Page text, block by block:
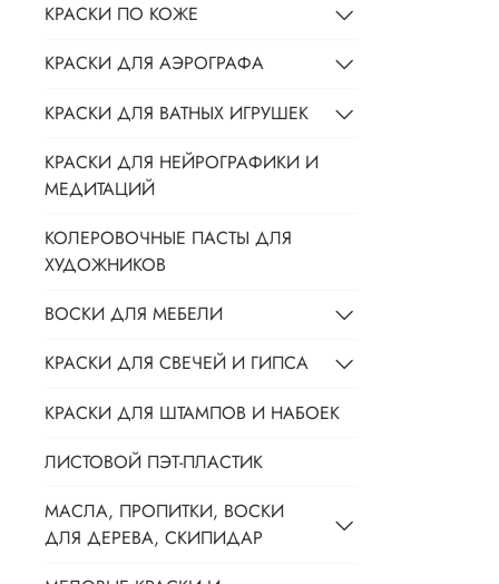
КРАСКИ ПО КОЖЕ
КРАСКИ ДЛЯ АЭРОГРАФА
КРАСКИ ДЛЯ ВАТНЫХ ИГРУШЕК
КРАСКИ ДЛЯ НЕЙРОГРАФИКИ И
МЕДИТАЦИЙ
КОЛЕРОВОЧНЫЕ ПАСТЫ ДЛЯ
ХУДОЖНИКОВ
ВОСКИ ДЛЯ МЕБЕЛИ
КРАСКИ ДЛЯ СВЕЧЕЙ И ГИПСА
КРАСКИ ДЛЯ ШТАМПОВ И НАБОЕК
ЛИСТОВОЙ ПЭТ-ПЛАСТИК
МАСЛА, ПРОПИТКИ, ВОСКИ
ДЛЯ ДЕРЕВА, СКИПИДАР